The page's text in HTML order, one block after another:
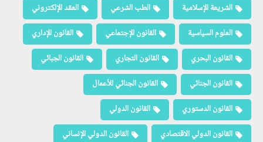
الشريعة الإسلامية
الطب الشرعي
العقد الإلكتروني
العلوم السياسية
القانون الإجتماعي
القانون الإداري
القانون البحري
القانون التجاري
القانون الجبائي
القانون الجنائي
القانون الجنائي للأعمال
القانون الدستوري
القانون الدولي
القانون الدولي الاقتصادي
القانون الدولي الإنساني